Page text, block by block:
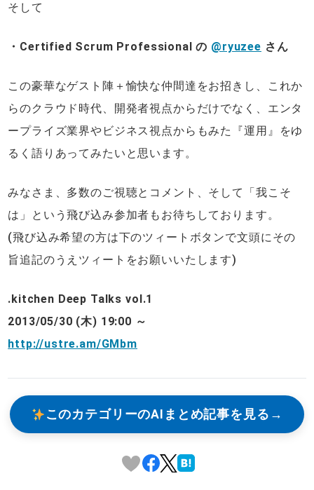
そして
・Certified Scrum Professional の @ryuzee さん
この豪華なゲスト陣＋愉快な仲間達をお招きし、これか
らのクラウド時代、開発者視点からだけでなく、エンタ
ープライズ業界やビジネス視点からもみた『運用』をゆ
るく語りあってみたいと思います。
みなさま、多数のご視聴とコメント、そして「我こそ
は」という飛び込み参加者もお待ちしております。
(飛び込み希望の方は下のツィートボタンで文頭にその
旨追記のうえツィートをお願いいたします)
.kitchen Deep Talks vol.1
2013/05/30 (木) 19:00 ～
http://ustre.am/GMbm
このカテゴリーのAIまとめ記事を見る